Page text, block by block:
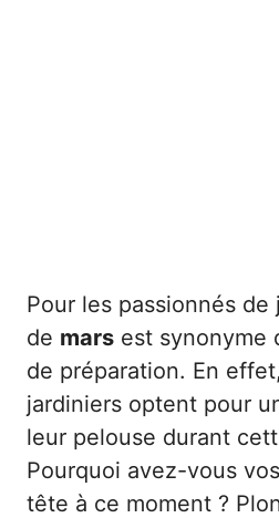
Pour les passionnés
de mars est synonyme
de préparation. En
jardiniers optent pour
leur pelouse durant
Pourquoi avez-vous
tête à ce moment ?